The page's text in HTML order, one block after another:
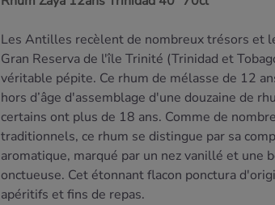
Les Antilles recèlent de nombreux trésors et
Gran Reserva de l'île Trinité (Trinidad et
véritable pépite. Ce rhum de mélasse de 12
hors d’âge d'assemblage d'une douzaine de
certains ont plus de 18 ans. Comme de
traditionnels, ce rhum se distingue par sa
aromatique, marqué par un nez vanillé et une
onctueuse. Cet étonnant flacon ponctura
apéritifs et fins de repas.